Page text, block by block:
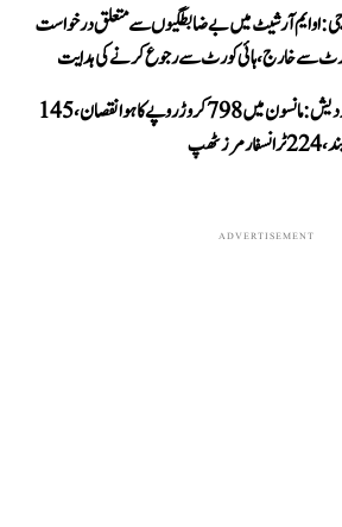
او ایم آر شیٹ میں بے ضابطگیوں سے متعلق درخواست
سے خارج، ہائی کورٹ سے رجوع کرنے کی ہدایت
ہماچل پردیش: مانسون میں 798 کروڑ روپے کا ہوا نقصان، 145
ٹھپ
ADVERTISEMENT